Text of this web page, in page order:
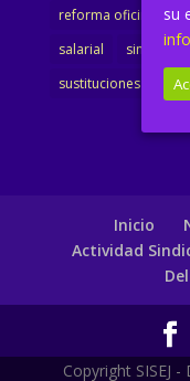
reforma oficina
salarial
sustituciones
Inicio
Actividad
Copyright SISEJ
su